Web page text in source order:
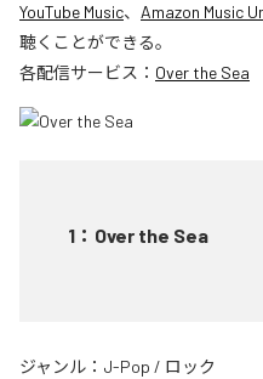
YouTube Music、 Amazon Music
聴くことができる。
各配信サービス： Over the Sea
1 ： Over the Sea
ジャンル： J-Pop / ロック